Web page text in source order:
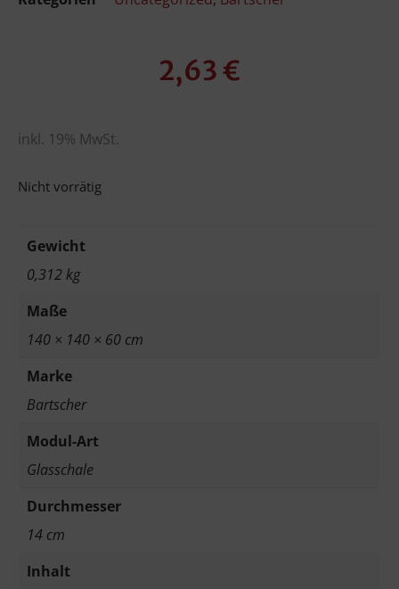
2,63€
inkl. 19% MwSt.
Nicht vorrätig
Gewicht
0,312 kg
Maße
140 × 140 × 60 cm
Marke
Bartscher
Modul-Art
Glasschale
Durchmesser
14 cm
Inhalt